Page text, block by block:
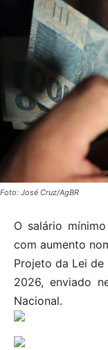
Foto: José Cruz/AgBR
O salário
com aumento
Projeto da Lei de
2026, enviado
Nacional.